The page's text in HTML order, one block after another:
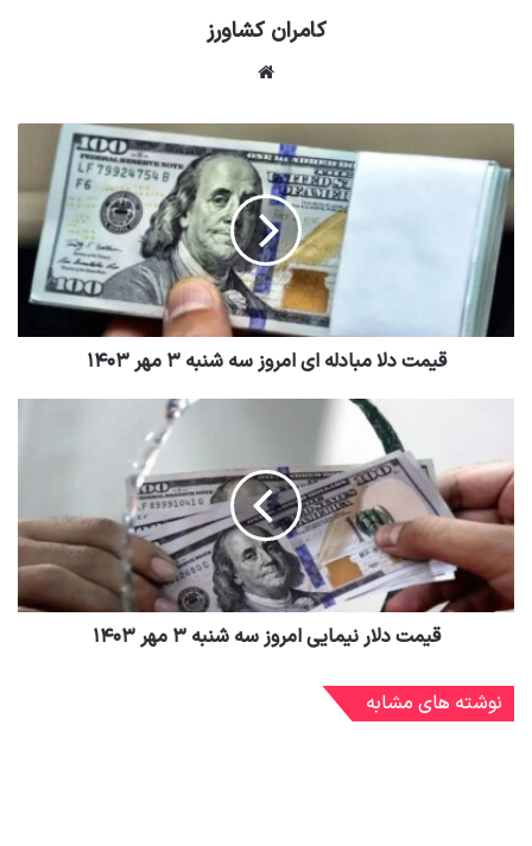
کامران کشاورز
قیمت دلا مبادله ای امروز سه شنبه ۳ مهر ۱۴۰۳
قیمت دلار نیمایی امروز سه شنبه ۳ مهر ۱۴۰۳
نوشته های مشابه